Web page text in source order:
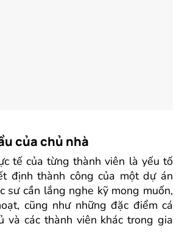
của chủ nhà
tế của từng thành viên là yếu tố
định thành công của một dự án
sư cần lắng nghe kỹ mong muốn,
cũng như những đặc điểm cá
và các thành viên khác trong gia